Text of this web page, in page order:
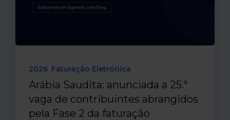
2026 Faturação Eletrónica
Arábia Saudita: anunciada a 25.ª
vaga de contribuintes abrangidos
pela Fase 2 da faturação